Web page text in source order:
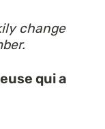
change
qui a